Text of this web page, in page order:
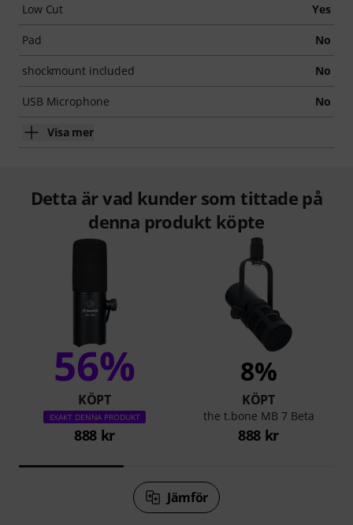
Low Cut Yes
Pad No
shockmount included No
USB Microphone No
Visa mer
Detta är vad kunder som tittade på
denna produkt köpte
56%
KÖPT
EXAKT DENNA PRODUKT
888 kr
8%
KÖPT
the t.bone MB 7 Beta
888 kr
Jämför